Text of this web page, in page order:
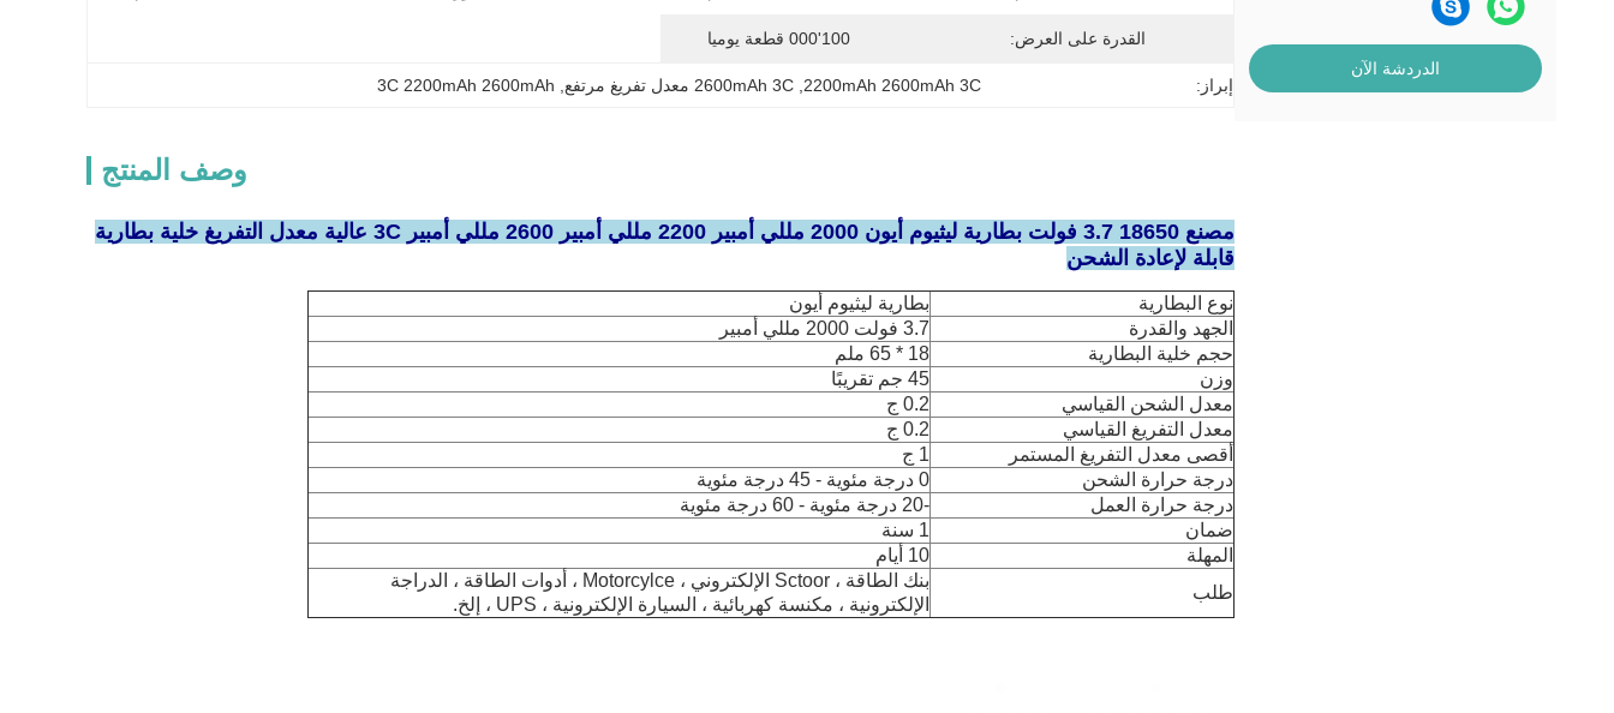
الدردشة الآن
القدرة على العرض: 100'000 قطعة يوميا
إبراز: 2200mAh 2600mAh 3C
, 2600mAh 3C معدل تفريغ مرتفع 3C 2200mAh 2600mAh
وصف المنتج
مصنع 18650 3.7 فولت بطارية ليثيوم أيون 2000 مللي أمبير 2200 مللي أمبير 2600 مللي أمبير 3C عالية معدل التفريغ خلية بطارية
قابلة لإعادة الشحن
نوع البطارية
بطارية ليثيوم أيون
الجهد والقدرة
3.7 فولت 2000 مللي أمبير
حجم خلية البطارية
18 * 65 ملم
وزن
45 جم تقريبًا
معدل الشحن القياسي
0.2 ج
معدل التفريغ القياسي
0.2 ج
أقصى معدل التفريغ المستمر
1 ج
درجة حرارة الشحن
0 درجة مئوية - 45 درجة مئوية
درجة حرارة العمل
-20 درجة مئوية - 60 درجة مئوية
ضمان
1 سنة
المهلة
10 أيام
طلب
بنك الطاقة ، Sctoor الإلكتروني ، Motorcylce ، أدوات الطاقة ، الدراجة
الإلكترونية ، مكنسة كهربائية ، السيارة الإلكترونية ، UPS ، إلخ.